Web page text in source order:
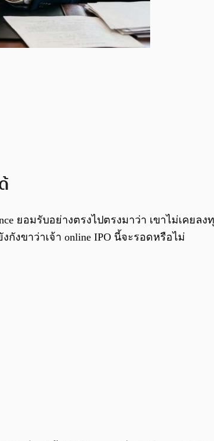
ยอมรับอย่างตรงไปตรงมาว่า เขาไม่เคย
กังขาว่าเจ้า online IPO นี้จะรอดหรือไม่